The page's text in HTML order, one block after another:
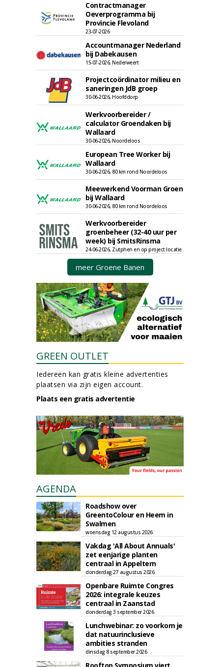
Contractmanager
Oeverprogramma bij
Provincie Flevoland
23-07-2026
Accountmanager Nederland
bij Dabekausen
15-07-2026, Nederweert
Projectcoördinator milieu en
saneringen JdB groep
30-06-2026, Hoofddorp
Werkvoorbereider /
calculator Groendaken bij
Wallaard
30-06-2026, Noordeloos
European Tree Worker bij
Wallaard
30-06-2026, 80 km rond Noordeloos
Meewerkend Voorman Groen
bij Wallaard
30-06-2026, 80 km rond Noordeloos
Werkvoorbereider
groenbeheer (32-40 uur per
week) bij SmitsRinsma
24-06-2026, Zutphen en op project locatie
meer Groene Banen
GREEN OUTLET
Iedereen kan gratis kleine advertenties
plaatsen via zijn eigen account.
Plaats een gratis advertentie
AGENDA
Roadshow over
GreentoColour en Heem in
Swalmen
woensdag 12 augustus 2026
Vakdag 'All About Annuals'
zet eenjarige planten
centraal in Appeltern
donderdag 27 augustus 2026
Openbare Ruimte Congres
2026: integrale keuzes
centraal in Zaanstad
donderdag 3 september 2026
Lunchwebinar: zo voorkom je
dat natuurinclusieve
ambities stranden
dinsdag 8 september 2026